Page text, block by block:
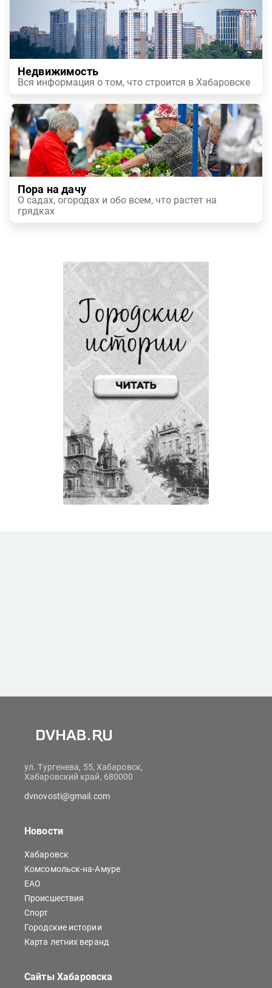
Недвижимость
Вся информация о том, что строится в Хабаровске
Пора на дачу
О садах, огородах и обо всем, что растет на
грядках
ул. Тургенева, 55, Хабаровск,
Хабаровский край, 680000
dvnovosti@gmail.com
Новости
Хабаровск
Комсомольск-на-Амуре
ЕАО
Происшествия
Спорт
Городские истории
Карта летних веранд
Сайты Хабаровска